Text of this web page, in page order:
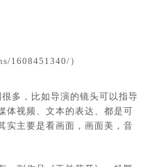
1608451340/ ）
多，比如导演的镜头可以指导
体视频、文本的表达、都是可
实主要是看画面，画面美，音